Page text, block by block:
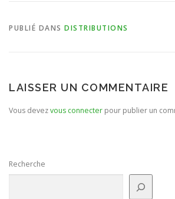
PUBLIÉ DANS DISTRIBUTIONS
LAISSER UN COMMENTAIRE
Vous devezvous connecter pour publier un
Recherche